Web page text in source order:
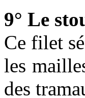
9° Le
Ce filet
les
des